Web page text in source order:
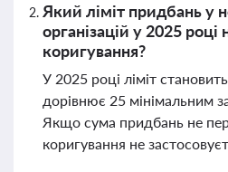
Який ліміт придбань у
організацій у 2025
коригування?
У 2025 році ліміт
дорівнює 25 мінімальним
Якщо сума придбань не
коригування не